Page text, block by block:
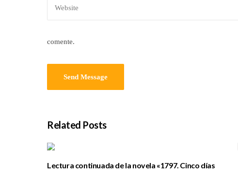
comente.
Related Posts
Lectura continuada de la novela «1797. Cinco días